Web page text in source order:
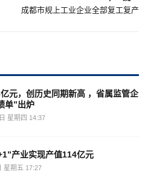
成都市规上工业企业全部复工复产
元，创历史同期新高 ，省属监管企
单”出炉
星期四 14:37
产业实现产值114亿元
星期五 17:27